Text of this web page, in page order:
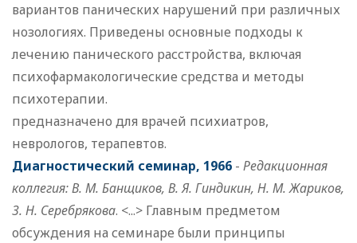
вариантов панических нарушений при различных
нозологиях. Приведены основные подходы к
лечению панического расстройства, включая
психофармакологические средства и методы
психотерапии.
предназначено для врачей психиатров,
неврологов, терапевтов.
Диагностический семинар, 1966 - Редакционная
коллегия: В. М. Банщиков, В. Я. Гиндикин, Н. М. Жариков,
3. Н. Серебрякова. <...> Главным предметом
обсуждения на семинаре были принципы